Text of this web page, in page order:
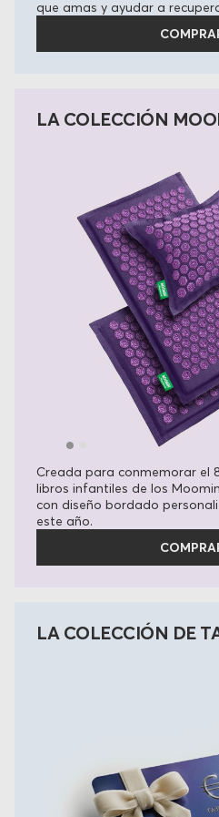
que amas y ayudar a
LA COLECCIÓN
Creada para conmemorar el
libros infantiles de los
con diseño bordado
este año.
LA COLECCIÓN DE